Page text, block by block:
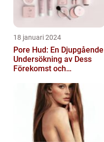
18 januari 2024
Pore Hud: En Djupgående
Undersökning av Dess
Förekomst och